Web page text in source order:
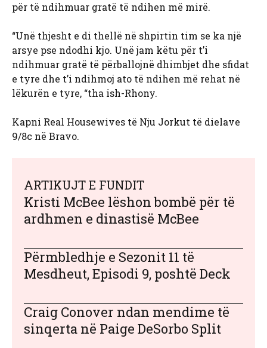
për të ndihmuar gratë të ndihen më mirë.
“Unë thjesht e di thellë në shpirtin tim se ka një
arsye pse ndodhi kjo. Unë jam këtu për t’i
ndihmuar gratë të përballojnë dhimbjet dhe sfidat
e tyre dhe t’i ndihmoj ato të ndihen më rehat në
lëkurën e tyre, “tha ish-Rhony.
Kapni Real Housewives të Nju Jorkut të dielave
9/8c në Bravo.
ARTIKUJT E FUNDIT
Kristi McBee lëshon bombë për të
ardhmen e dinastisë McBee
Përmbledhje e Sezonit 11 të
Mesdheut, Episodi 9, poshtë Deck
Craig Conover ndan mendime të
sinqerta në Paige DeSorbo Split